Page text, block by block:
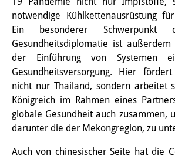
Workshops
Sonstige
Publikationen
Publikationsübersicht
Contemporary Japan
DIJ
notwendige Kühlkettenausrüstung
Ein besonderer Schwerpunkt
Gesundheitsdiplomatie ist
der Einführung von Systemen
Gesundheitsversorgung. Hier
nicht nur Thailand, sondern arbeitet
Königreich im Rahmen eines
globale Gesundheit auch zusammen,
darunter die der Mekongregion, zu
Auch von chinesischer Seite hat die